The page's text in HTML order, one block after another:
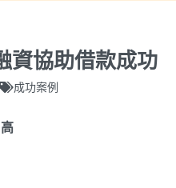
資協助借款成功
成功案例